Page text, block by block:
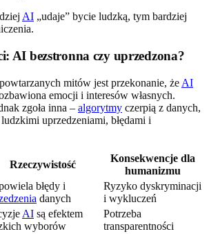
AI „udaje” bycie ludzką, tym bardziej
AI bezstronna czy uprzedzona?
mitów jest przekonanie, że AI
emocji i interesów własnych.
zgoła inna – algorytmy czerpią z danych,
uprzedzeniami, błędami i
Rzeczywistość
Konsekwencje dla
humanizmu
błędy i
danych
Ryzyko dyskryminacji
i wykluczeń
AI są efektem
wyborów
Potrzeba
transparentności